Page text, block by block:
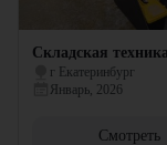
Складская техника
г Екатеринбург
Январь, 2026
Смотреть